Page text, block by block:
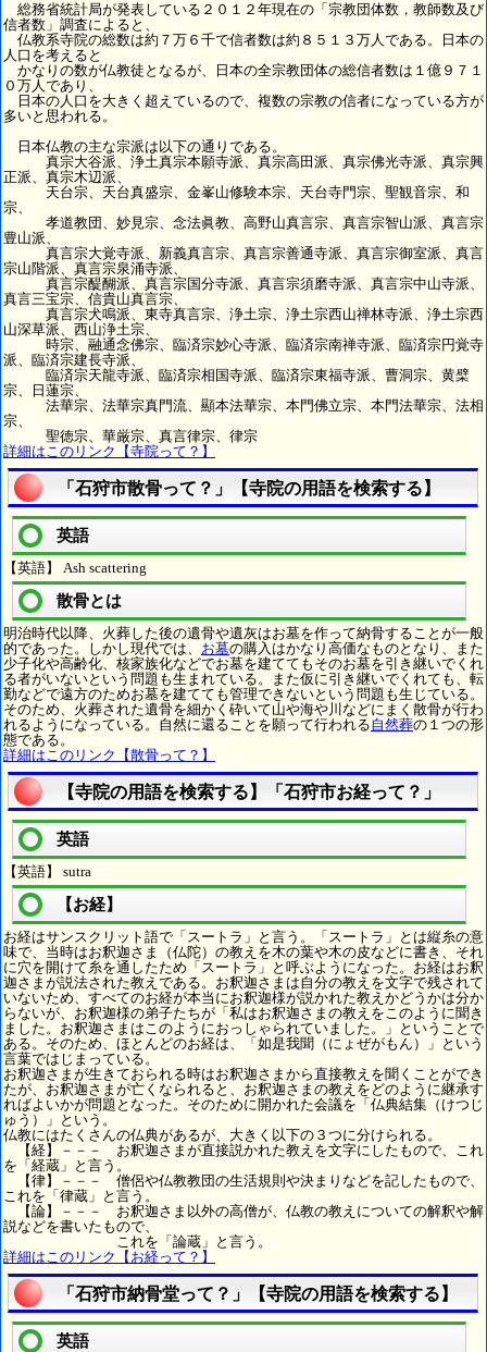
総務省統計局が発表している２０１２年現在の「宗教団体数，教師数及び
信者数」調査によると、
仏教系寺院の総数は約７万６千で信者数は約８５１３万人である。日本の
人口を考えると
かなりの数が仏教徒となるが、日本の全宗教団体の総信者数は１億９７１
０万人であり、
日本の人口を大きく超えているので、複数の宗教の信者になっている方が
多いと思われる。
日本仏教の主な宗派は以下の通りである。
真宗大谷派、浄土真宗本願寺派、真宗高田派、真宗佛光寺派、真宗興
正派、真宗木辺派、
天台宗、天台真盛宗、金峯山修験本宗、天台寺門宗、聖観音宗、和
宗、
孝道教団、妙見宗、念法眞教、高野山真言宗、真言宗智山派、真言宗
豊山派、
真言宗大覚寺派、新義真言宗、真言宗善通寺派、真言宗御室派、真言
宗山階派、真言宗泉涌寺派、
真言宗醍醐派、真言宗国分寺派、真言宗須磨寺派、真言宗中山寺派、
真言三宝宗、信貴山真言宗、
真言宗犬鳴派、東寺真言宗、浄土宗、浄土宗西山禅林寺派、浄土宗西
山深草派、西山浄土宗、
時宗、融通念佛宗、臨済宗妙心寺派、臨済宗南禅寺派、臨済宗円覚寺
派、臨済宗建長寺派、
臨済宗天龍寺派、臨済宗相国寺派、臨済宗東福寺派、曹洞宗、黄檗
宗、日蓮宗、
法華宗、法華宗真門流、顯本法華宗、本門佛立宗、本門法華宗、法相
宗、
聖徳宗、華厳宗、真言律宗、律宗
詳細はこのリンク【寺院って？】
「石狩市散骨って？」【寺院の用語を検索する】
英語
【英語】 Ash scattering
散骨とは
明治時代以降、火葬した後の遺骨や遺灰はお墓を作って納骨することが一般
的であった。しかし現代では、 お墓の購入はかなり高価なものとなり、また
少子化や高齢化、核家族化などでお墓を建ててもそのお墓を引き継いでくれ
る者がいないという問題も生まれている。また仮に引き継いでくれても、転
勤などで遠方のためお墓を建てても管理できないという問題も生じている。
そのため、火葬された遺骨を細かく砕いて山や海や川などにまく散骨が行わ
れるようになっている。自然に還ることを願って行われる自然葬の１つの形
態である。
詳細はこのリンク【散骨って？】
【寺院の用語を検索する】「石狩市お経って？」
英語
【英語】 sutra
【お経】
お経はサンスクリット語で「スートラ」と言う。「スートラ」とは縦糸の意
味で、当時はお釈迦さま（仏陀）の教えを木の葉や木の皮などに書き、それ
に穴を開けて糸を通したため「スートラ」と呼ぶようになった。お経はお釈
迦さまが説法された教えである。お釈迦さまは自分の教えを文字で残されて
いないため、すべてのお経が本当にお釈迦様が説かれた教えかどうかは分か
らないが、お釈迦様の弟子たちが「私はお釈迦さまの教えをこのように聞き
ました。お釈迦さまはこのようにおっしゃられていました。」ということで
ある。そのため、ほとんどのお経は、「如是我聞（にょぜがもん）」という
言葉ではじまっている。
お釈迦さまが生きておられる時はお釈迦さまから直接教えを聞くことができ
たが、お釈迦さまが亡くなられると、お釈迦さまの教えをどのように継承す
ればよいかが問題となった。そのために開かれた会議を「仏典結集（けつじ
ゅう）」という。
仏教にはたくさんの仏典があるが、大きく以下の３つに分けられる。
【経】－－－ お釈迦さまが直接説かれた教えを文字にしたもので、これ
を「経蔵」と言う。
【律】－－－ 僧侶や仏教教団の生活規則や決まりなどを記したもので、
これを「律蔵」と言う。
【論】－－－ お釈迦さま以外の高僧が、仏教の教えについての解釈や解
説などを書いたもので、
これを「論蔵」と言う。
詳細はこのリンク【お経って？】
「石狩市納骨堂って？」【寺院の用語を検索する】
英語